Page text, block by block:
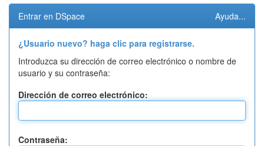
Entrar en DSpace Ayuda...
¿Usuario nuevo? haga clic para registrarse.
Introduzca su dirección de correo electrónico o nombre de
usuario y su contraseña:
Dirección de correo electrónico:
Contraseña: